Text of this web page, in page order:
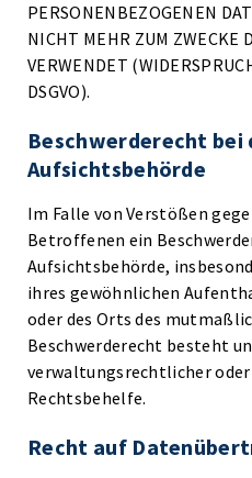
PERSONENBEZOGENEN
NICHT MEHR ZUM ZWECKE
VERWENDET
DSGVO).
Beschwerde­recht bei
Aufsichts­behörde
Im Falle von Verstößen
Betroffenen ein
Aufsichtsbehörde,
ihres gewöhnlichen
oder des Orts des
Beschwerderecht besteht
verwaltungsrechtlicher
Rechtsbehelfe.
Recht auf